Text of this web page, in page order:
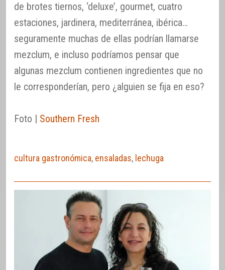
de brotes tiernos, ‘deluxe’, gourmet, cuatro
estaciones, jardinera, mediterránea, ibérica…
seguramente muchas de ellas podrían llamarse
mezclum, e incluso podríamos pensar que
algunas mezclum contienen ingredientes que no
le corresponderían, pero ¿alguien se fija en eso?
Foto | Southern Fresh
cultura gastronómica, ensaladas, lechuga